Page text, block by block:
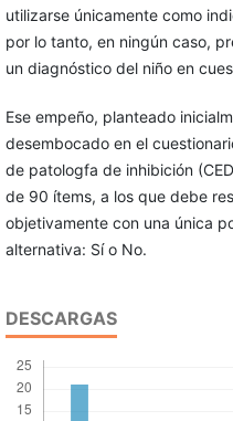
utilizarse únicamente como
por lo tanto, en ningún caso,
un diagnóstico del niño en
Ese empeño, planteado
desembocado en el
de patologfa de inhibición
de 90 ítems, a los que debe
objetivamente con una única
alternativa: Sí o No.
DESCARGAS